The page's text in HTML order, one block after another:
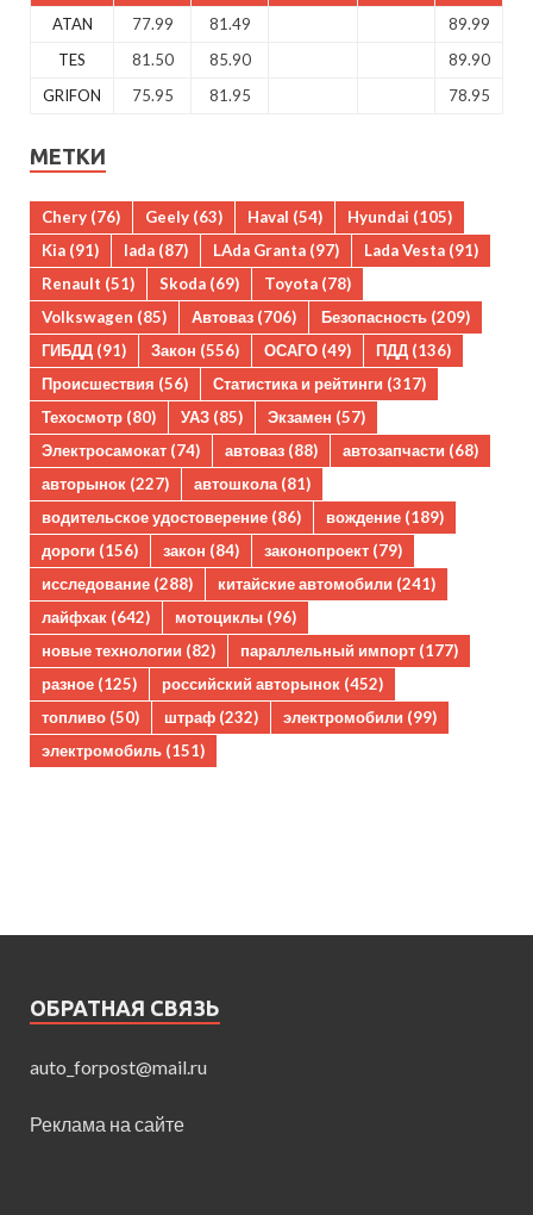
ATAN 77.99 81.49
89.99
TES
81.50 85.90
89.90
GRIFON
75.95 81.95 78.95
МЕТКИ
Chery (76) Geely (63) Haval (54) Hyundai (105)
Kia (91) lada (87) LAda Granta (97) Lada Vesta (91)
Renault (51) Skoda (69) Toyota (78)
Volkswagen (85) Автоваз (706) Безопасность (209)
ГИБДД (91) Закон (556) ОСАГО (49) ПДД (136)
Происшествия (56) Статистика и рейтинги (317)
Техосмотр (80) УАЗ (85) Экзамен (57)
Электросамокат (74) автоваз (88) автозапчасти (68)
авторынок (227) автошкола(81)
водительское удостоверение (86) вождение (189)
дороги (156) закон (84) законопроект (79)
исследование (288) китайские автомобили (241)
лайфхак (642) мотоциклы (96)
новые технологии (82) параллельный импорт (177)
разное (125) российский авторынок (452)
топливо (50) штраф (232) электромобили (99)
электромобиль (151)
ОБРАТНАЯ СВЯЗЬ
auto_forpost@mail.ru
Реклама на сайте